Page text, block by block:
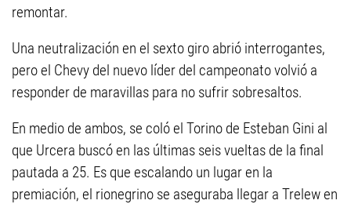
remontar.
Una neutralización en el sexto giro abrió interrogantes,
pero el Chevy del nuevo líder del campeonato volvió a
responder de maravillas para no sufrir sobresaltos.
En medio de ambos, se coló el Torino de Esteban Gini al
que Urcera buscó en las últimas seis vueltas de la final
pautada a 25. Es que escalando un lugar en la
premiación, el rionegrino se aseguraba llegar a Trelew en